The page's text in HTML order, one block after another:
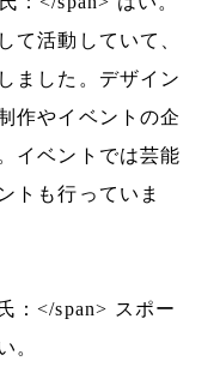
て活動していて、
ました。デザイン
作やイベントの企
イベントでは芸能
トも行っていま
：</span> スポー
。